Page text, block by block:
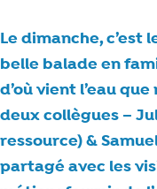
Le dimanche, c’est
belle balade en
d’où vient l’eau
deux collègues –
ressource) &
partagé avec les